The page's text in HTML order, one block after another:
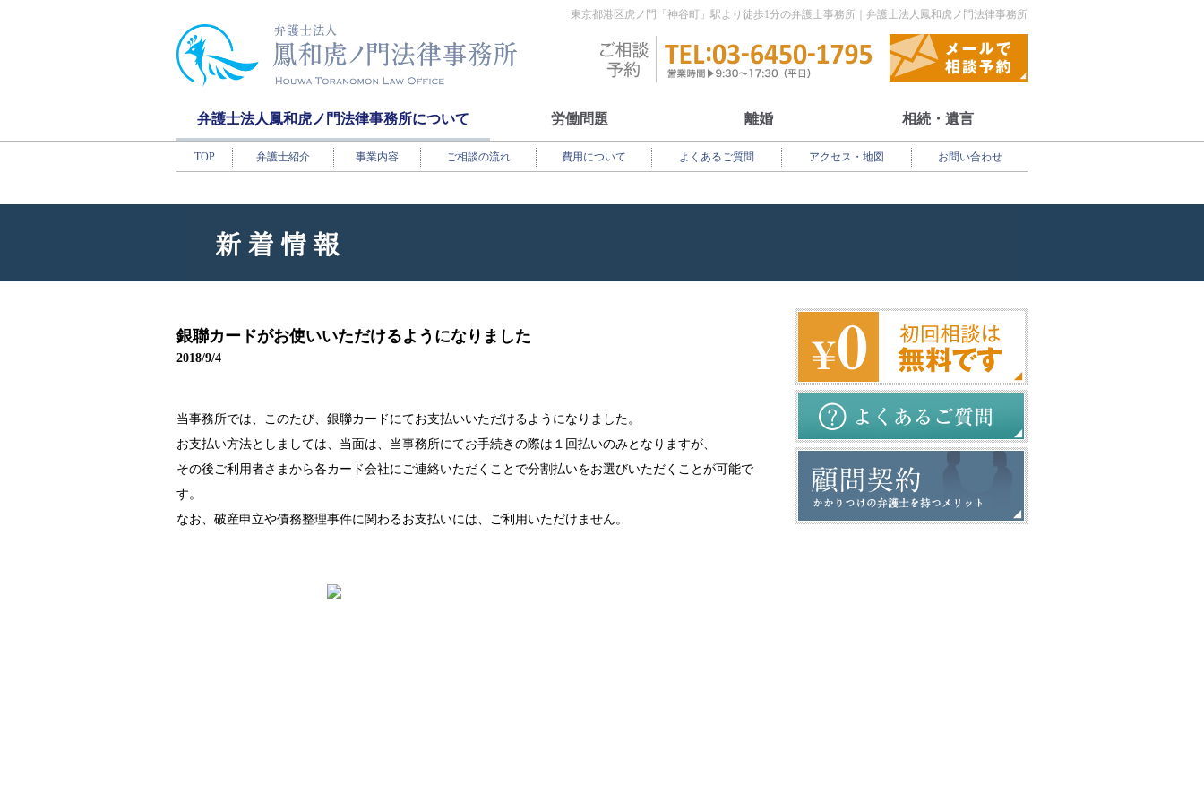
東京都港区虎ノ門「神谷町」駅より徒歩1分の弁護士事務所｜弁護士法人鳳和虎ノ門法律事務所
弁護士法人鳳和虎ノ門法律事務所について
TOP 弁護士紹介 事業内容 ご相談の流れ 費用について よくあるご質問 アクセス・地図 お問い合わせ
労働問題 離婚 相続・遺言
銀聯カードがお使いいただけるようになりました
2018/9/4
当事務所では、このたび、銀聯カードにてお支払いいただけるようになりました。
お支払い方法としましては、当面は、当事務所にてお手続きの際は１回払いのみとなりますが、
その後ご利用者さまから各カード会社にご連絡いただくことで分割払いをお選びいただくことが可能で
す。
なお、破産申立や債務整理事件に関わるお支払いには、ご利用いただけません。